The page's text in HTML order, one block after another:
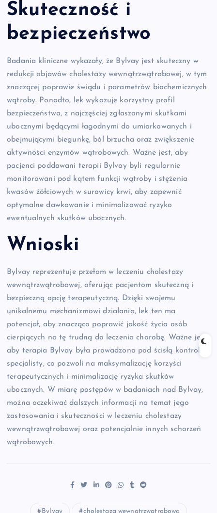
Skuteczność i
bezpieczeństwo
Badania kliniczne wykazały, że Bylvay jest skuteczny w
redukcji objawów cholestazy wewnątrzwątrobowej, w tym
znaczącej poprawie świądu i parametrów biochemicznych
wątroby. Ponadto, lek wykazuje korzystny profil
bezpieczeństwa, z najczęściej zgłaszanymi skutkami
ubocznymi będącymi łagodnymi do umiarkowanych i
obejmującymi biegunkę, ból brzucha oraz zwiększenie
aktywności enzymów wątrobowych. Ważne jest, aby
pacjenci poddawani terapii Bylvay byli regularnie
monitorowani pod kątem funkcji wątroby i stężenia
kwasów żółciowych w surowicy krwi, aby zapewnić
optymalne dawkowanie i minimalizować ryzyko
ewentualnych skutków ubocznych.
Wnioski
Bylvay reprezentuje przełom w leczeniu cholestazy
wewnątrzwątrobowej, oferując pacjentom skuteczną i
bezpieczną opcję terapeutyczną. Dzięki swojemu
unikalnemu mechanizmowi działania, lek ten ma
potencjał, aby znacząco poprawić jakość życia osób
cierpiących na tę trudną do leczenia chorobę. Ważne jest,
aby terapia Bylvay była prowadzona pod ścisłą kontrolą
specjalisty, co pozwoli na maksymalizację korzyści
terapeutycznych i minimalizację ryzyka skutków
ubocznych. W miarę postępów w badaniach nad Bylvay,
można oczekiwać dalszych informacji na temat jego
zastosowania i skuteczności w leczeniu cholestazy
wewnątrzwątrobowej oraz potencjalnie innych schorzeń
wątrobowych.
Bylvay cholestaza wewnątrzwątrobowa